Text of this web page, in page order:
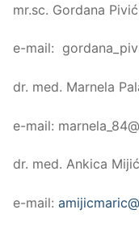
mr.sc. Gordana Pivić
e-mail:
dr. med. Marnela
e-mail:
dr. med. Ankica
e-mail: